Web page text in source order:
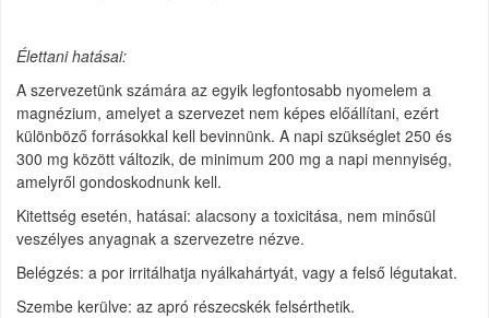
Élettani hatásai:
A szervezetünk számára az egyik legfontosabb nyomelem a
magnézium, amelyet a szervezet nem képes előállítani, ezért
különböző forrásokkal kell bevinnünk. A napi szükséglet 250 és
300 mg között változik, de minimum 200 mg a napi mennyiség,
amelyről gondoskodnunk kell.
Kitettség esetén, hatásai: alacsony a toxicitása, nem minősül
veszélyes anyagnak a szervezetre nézve.
Belégzés: a por irritálhatja nyálkahártyát, vagy a felső légutakat.
Szembe kerülve: az apró részecskék felsérthetik.